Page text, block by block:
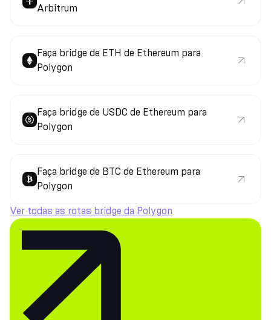
Arbitrum
Faça bridge de ETH de Ethereum para
Polygon
Faça bridge de USDC de Ethereum para
Polygon
Faça bridge de BTC de Ethereum para
Polygon
Ver todas as rotas bridge da Polygon